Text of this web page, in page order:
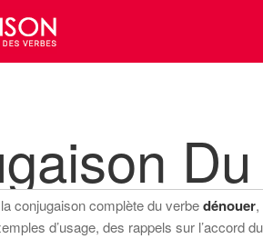
conjugaison complète du verbedénouer
d’usage, des rappels sur l’accord